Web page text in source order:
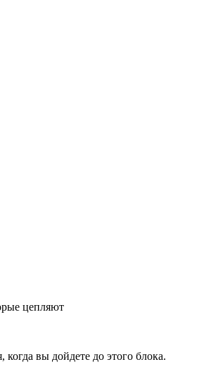
цепляют
когда вы дойдете до этого блока.